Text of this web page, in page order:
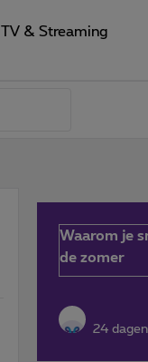
TV & Streaming
Waarom je
de zomer
24